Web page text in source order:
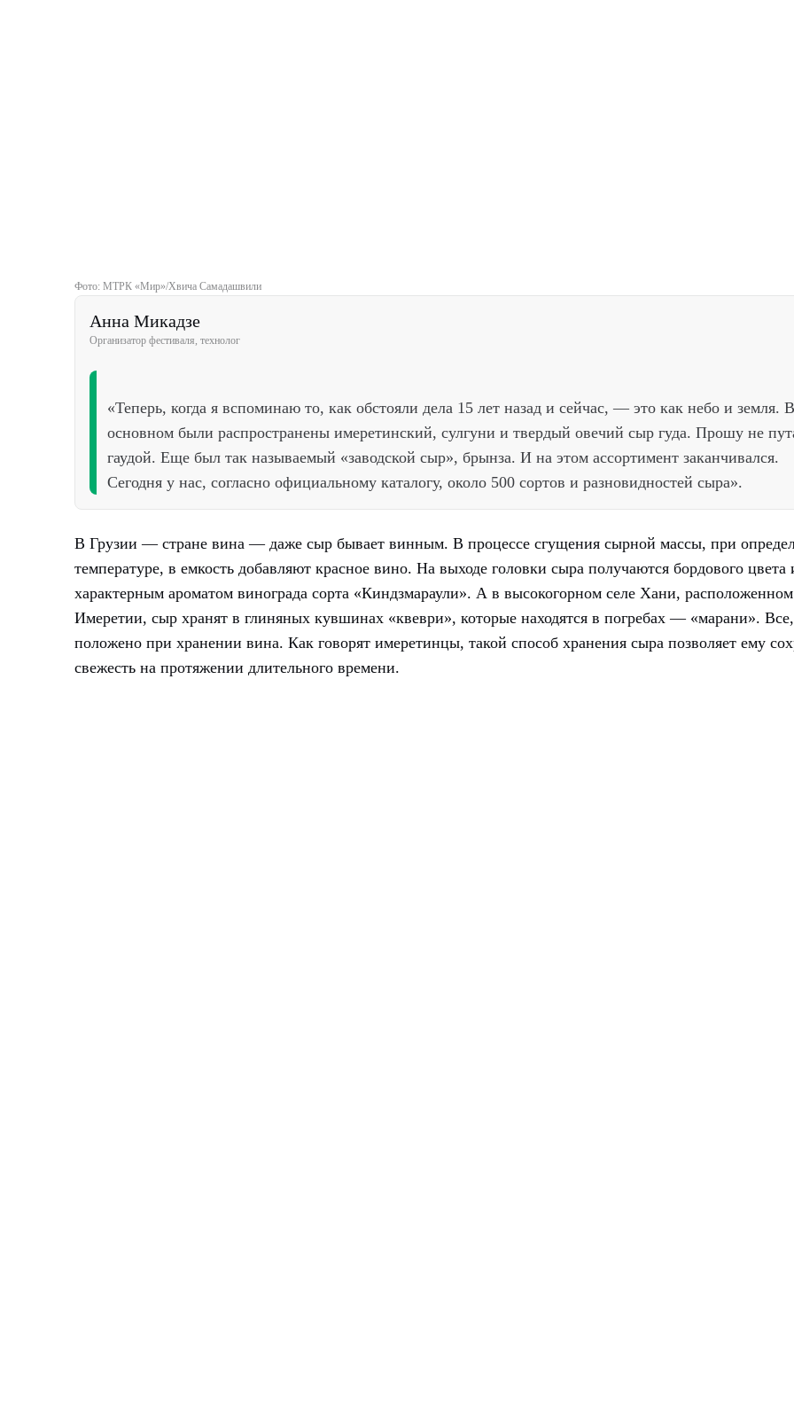
Фото: МТРК «Мир»/Хвича Самадашвили
Анна Микадзе
Организатор фестиваля, технолог
«Теперь, когда я вспоминаю то, как обстояли дела 15 лет назад и сейчас, — это как небо и земля. В
основном были распространены имеретинский, сулгуни и твердый овечий сыр гуда. Прошу не
гаудой. Еще был так называемый «заводской сыр», брынза. И на этом ассортимент заканчивался.
Сегодня у нас, согласно официальному каталогу, около 500 сортов и разновидностей сыра».
В Грузии — стране вина — даже сыр бывает винным. В процессе сгущения сырной массы, при
температуре, в емкость добавляют красное вино. На выходе головки сыра получаются бордового цвета
характерным ароматом винограда сорта «Киндзмараули». А в высокогорном селе Хани,
Имеретии, сыр хранят в глиняных кувшинах «квеври», которые находятся в погребах — «марани».
положено при хранении вина. Как говорят имеретинцы, такой способ хранения сыра позволяет ему
свежесть на протяжении длительного времени.